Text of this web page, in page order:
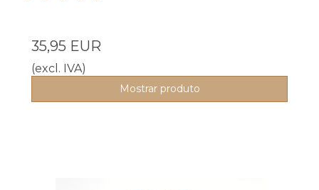
35,95 EUR
(excl. IVA)
Mostrar produto